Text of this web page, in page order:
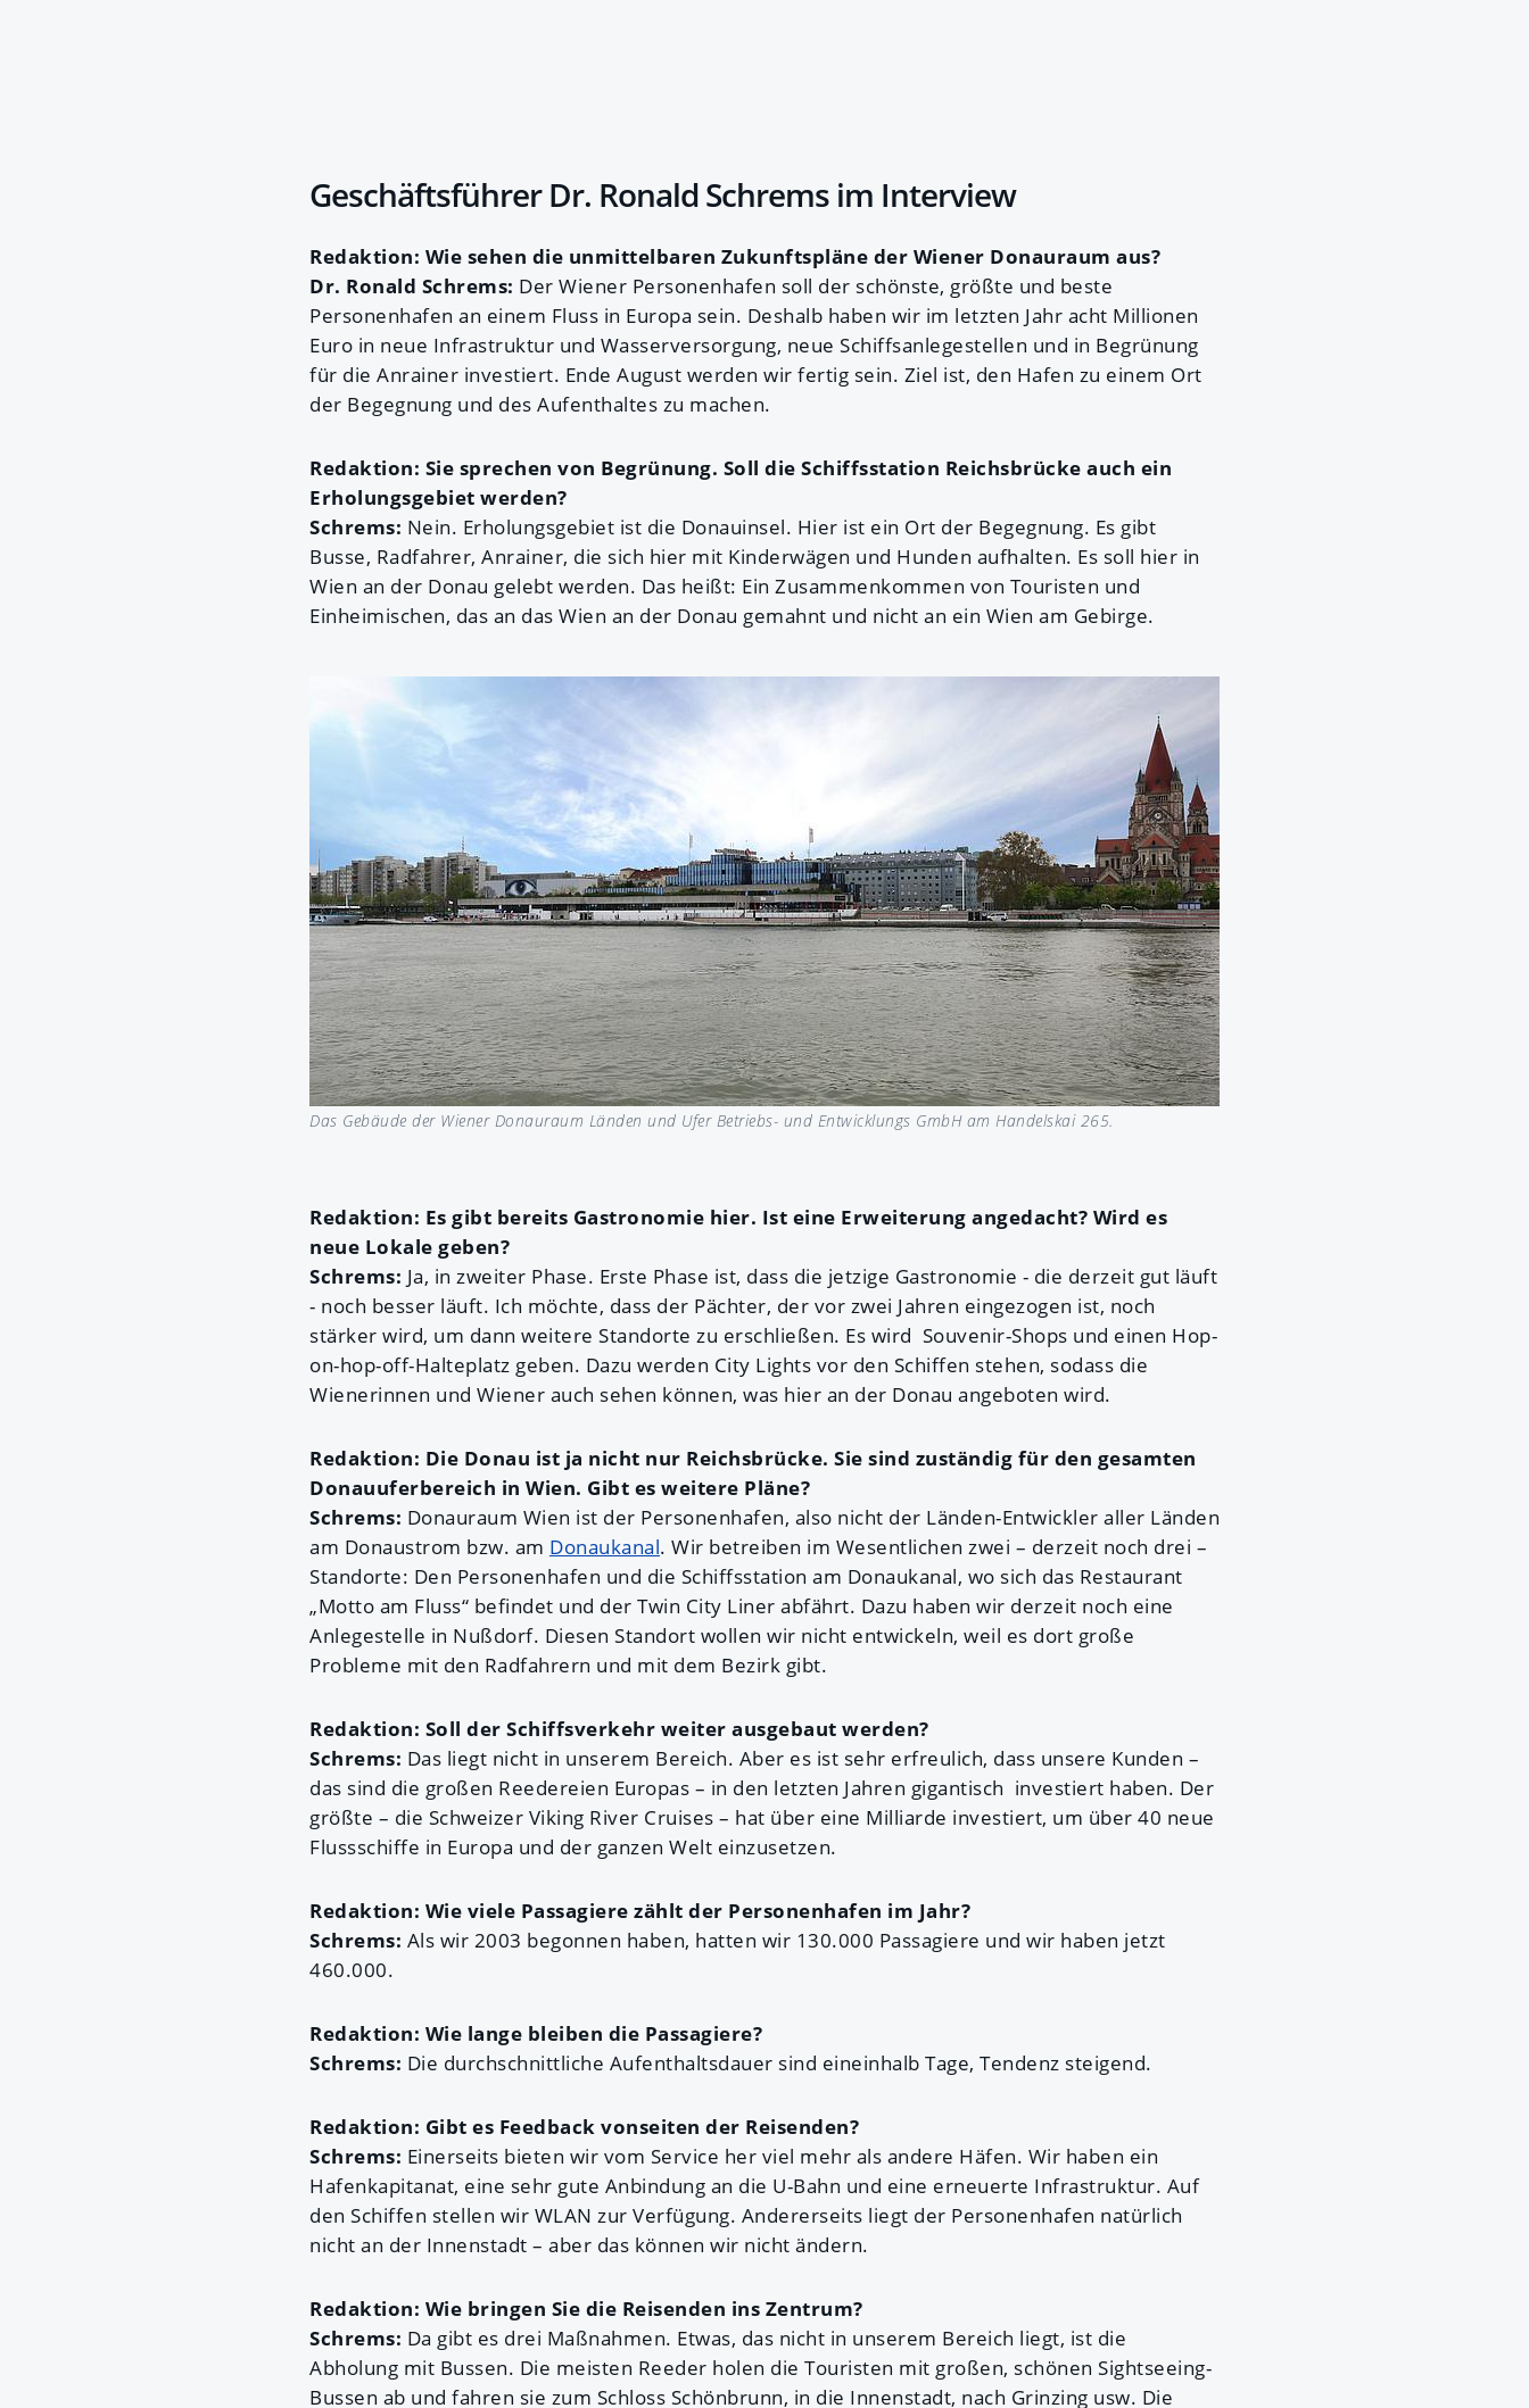
Geschäftsführer Dr. Ronald Schrems im Interview
Redaktion: Wie sehen die unmittelbaren Zukunftspläne der Wiener Donauraum aus?
Dr. Ronald Schrems: Der Wiener Personenhafen soll der schönste, größte und beste
Personenhafen an einem Fluss in Europa sein. Deshalb haben wir im letzten Jahr acht Millionen
Euro in neue Infrastruktur und Wasserversorgung, neue Schiffsanlegestellen und in Begrünung
für die Anrainer investiert. Ende August werden wir fertig sein. Ziel ist, den Hafen zu einem Ort
der Begegnung und des Aufenthaltes zu machen.
Redaktion: Sie sprechen von Begrünung. Soll die Schiffsstation Reichsbrücke auch ein
Erholungsgebiet werden?
Schrems: Nein. Erholungsgebiet ist die Donauinsel. Hier ist ein Ort der Begegnung. Es gibt
Busse, Radfahrer, Anrainer, die sich hier mit Kinderwägen und Hunden aufhalten. Es soll hier in
Wien an der Donau gelebt werden. Das heißt: Ein Zusammenkommen von Touristen und
Einheimischen, das an das Wien an der Donau gemahnt und nicht an ein Wien am Gebirge.
Das Gebäude der Wiener Donauraum Länden und Ufer Betriebs- und Entwicklungs GmbH am Handelskai 265.
Redaktion: Es gibt bereits Gastronomie hier. Ist eine Erweiterung angedacht? Wird es
neue Lokale geben?
Schrems: Ja, in zweiter Phase. Erste Phase ist, dass die jetzige Gastronomie - die derzeit gut läuft
- noch besser läuft. Ich möchte, dass der Pächter, der vor zwei Jahren eingezogen ist, noch
stärker wird, um dann weitere Standorte zu erschließen. Es wird Souvenir-Shops und einen Hop-
on-hop-off-Halteplatz geben. Dazu werden City Lights vor den Schiffen stehen, sodass die
Wienerinnen und Wiener auch sehen können, was hier an der Donau angeboten wird.
Redaktion: Die Donau ist ja nicht nur Reichsbrücke. Sie sind zuständig für den gesamten
Donauuferbereich in Wien. Gibt es weitere Pläne?
Schrems: Donauraum Wien ist der Personenhafen, also nicht der Länden-Entwickler aller Länden
am Donaustrom bzw. am Donaukanal. Wir betreiben im Wesentlichen zwei – derzeit noch drei –
Standorte: Den Personenhafen und die Schiffsstation am Donaukanal, wo sich das Restaurant
„Motto am Fluss“ befindet und der Twin City Liner abfährt. Dazu haben wir derzeit noch eine
Anlegestelle in Nußdorf. Diesen Standort wollen wir nicht entwickeln, weil es dort große
Probleme mit den Radfahrern und mit dem Bezirk gibt.
Redaktion: Soll der Schiffsverkehr weiter ausgebaut werden?
Schrems: Das liegt nicht in unserem Bereich. Aber es ist sehr erfreulich, dass unsere Kunden –
das sind die großen Reedereien Europas – in den letzten Jahren gigantisch investiert haben. Der
größte – die Schweizer Viking River Cruises – hat über eine Milliarde investiert, um über 40 neue
Flussschiffe in Europa und der ganzen Welt einzusetzen.
Redaktion: Wie viele Passagiere zählt der Personenhafen im Jahr?
Schrems: Als wir 2003 begonnen haben, hatten wir 130.000 Passagiere und wir haben jetzt
460.000.
Redaktion: Wie lange bleiben die Passagiere?
Schrems: Die durchschnittliche Aufenthaltsdauer sind eineinhalb Tage, Tendenz steigend.
Redaktion: Gibt es Feedback vonseiten der Reisenden?
Schrems: Einerseits bieten wir vom Service her viel mehr als andere Häfen. Wir haben ein
Hafenkapitanat, eine sehr gute Anbindung an die U-Bahn und eine erneuerte Infrastruktur. Auf
den Schiffen stellen wir WLAN zur Verfügung. Andererseits liegt der Personenhafen natürlich
nicht an der Innenstadt – aber das können wir nicht ändern.
Redaktion: Wie bringen Sie die Reisenden ins Zentrum?
Schrems: Da gibt es drei Maßnahmen. Etwas, das nicht in unserem Bereich liegt, ist die
Abholung mit Bussen. Die meisten Reeder holen die Touristen mit großen, schönen Sightseeing-
Bussen ab und fahren sie zum Schloss Schönbrunn, in die Innenstadt, nach Grinzing usw. Die